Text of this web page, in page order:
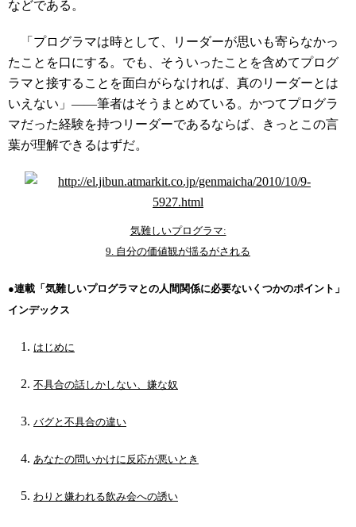
などである。
「プログラマは時として、リーダーが思いも寄らなかっ
たことを口にする。でも、そういったことを含めてプログ
ラマと接することを面白がらなければ、真のリーダーとは
いえない」――筆者はそうまとめている。かつてプログラ
マだった経験を持つリーダーであるならば、きっとこの言
葉が理解できるはずだ。
気難しいプログラマ:
9. 自分の価値観が揺るがされる
●連載「気難しいプログラマとの人間関係に必要ないくつかのポイント」
インデックス
はじめに
不具合の話しかしない、嫌な奴
バグと不具合の違い
あなたの問いかけに反応が悪いとき
わりと嫌われる飲み会への誘い